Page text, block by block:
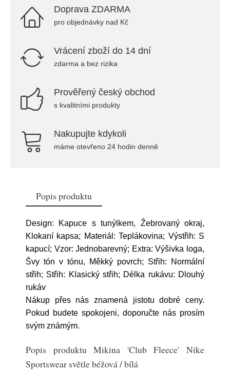
Doprava ZDARMA
pro objednávky nad Kč
Vrácení zboží do 14 dní
zdarma a bez rizika
Prověřený český obchod
s kvalitními produkty
Nakupujte kdykoli
máme otevřeno 24 hodin denně
Popis produktu
Design: Kapuce s tunýlkem, Žebrovaný okraj,
Klokaní kapsa; Materiál: Teplákovina; Výstřih: S
kapucí; Vzor: Jednobarevný; Extra: Výšivka loga,
Švy tón v tónu, Měkký povrch; Střih: Normální
střih; Střih: Klasický střih; Délka rukávu: Dlouhý
rukáv
Nákup přes nás znamená jistotu dobré ceny.
Pokud budete spokojeni, doporučte nás prosím
svým známým.
Popis produktu Mikina 'Club Fleece' Nike
Sportswear světle béžová / bílá